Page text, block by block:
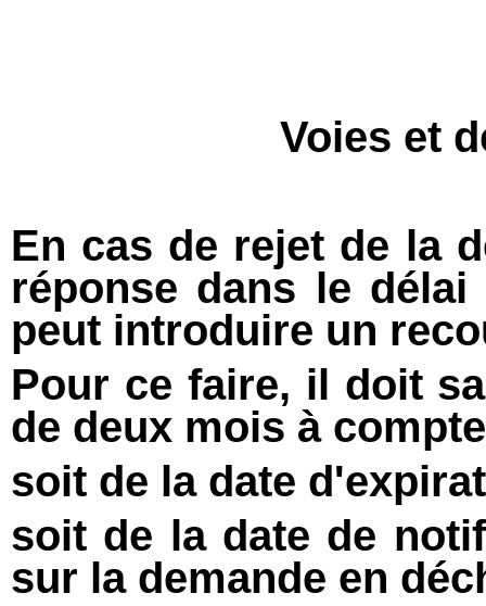
Voies et
En cas de rejet de la
réponse dans le
peut introduire un
Pour ce faire, il doit
de deux mois à
soit de la date
soit de la date de
sur la demande en